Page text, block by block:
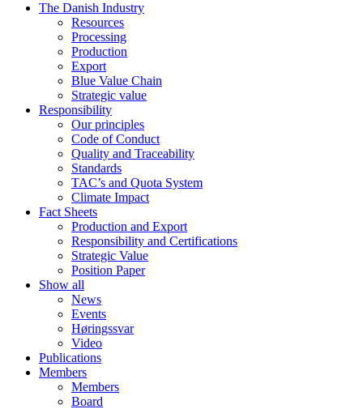
The Danish Industry
Resources
Processing
Production
Export
Blue Value Chain
Strategic value
Responsibility
Our principles
Code of Conduct
Quality and Traceability
Standards
TAC’s and Quota System
Climate Impact
Fact Sheets
Production and Export
Responsibility and Certifications
Strategic Value
Position Paper
Show all
News
Events
Høringssvar
Video
Publications
Members
Members
Board